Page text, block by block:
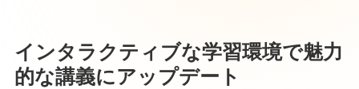
インタラクティブな学習環境で魅力
的な講義にアップデート